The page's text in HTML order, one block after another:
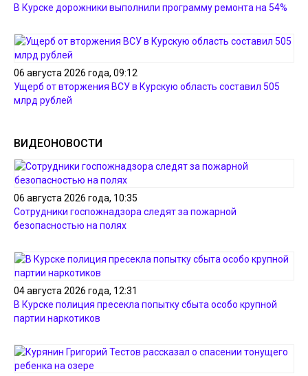
В Курске дорожники выполнили программу ремонта на 54%
06 августа 2026 года, 09:12
Ущерб от вторжения ВСУ в Курскую область составил 505
млрд рублей
ВИДЕОНОВОСТИ
06 августа 2026 года, 10:35
Сотрудники госпожнадзора следят за пожарной
безопасностью на полях
04 августа 2026 года, 12:31
В Курске полиция пресекла попытку сбыта особо крупной
партии наркотиков